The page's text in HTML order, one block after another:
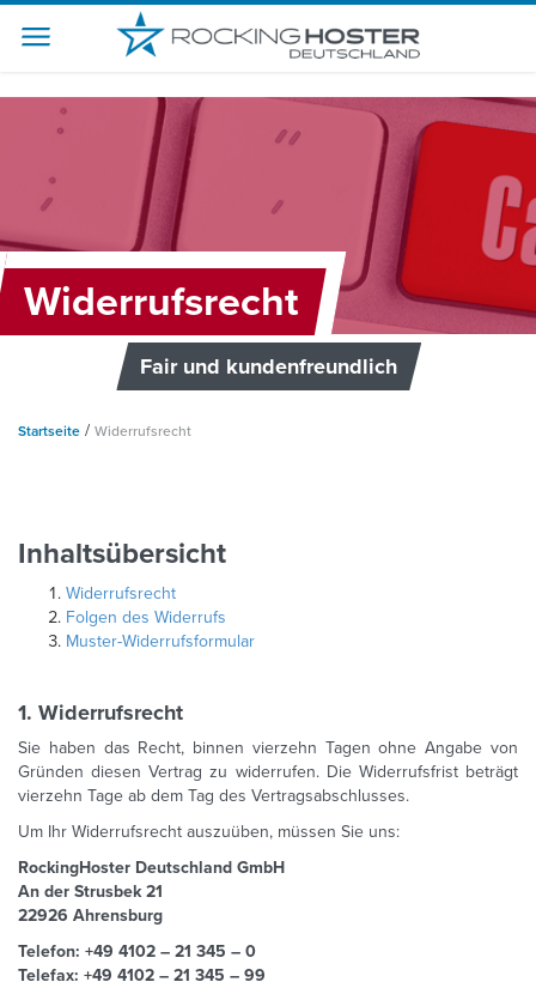
-->
Widerrufsrecht
Fair und kundenfreundlich
Startseite / Widerrufsrecht
Inhaltsübersicht
Widerrufsrecht
Folgen des Widerrufs
Muster-Widerrufsformular
1. Widerrufsrecht
Sie haben das Recht, binnen vierzehn Tagen ohne Angabe von
Gründen diesen Vertrag zu widerrufen. Die Widerrufsfrist beträgt
vierzehn Tage ab dem Tag des Vertragsabschlusses.
Um Ihr Widerrufsrecht auszuüben, müssen Sie uns:
RockingHoster Deutschland GmbH
An der Strusbek 21
22926 Ahrensburg
Telefon: +49 4102 – 21 345 – 0
Telefax: +49 4102 – 21 345 – 99